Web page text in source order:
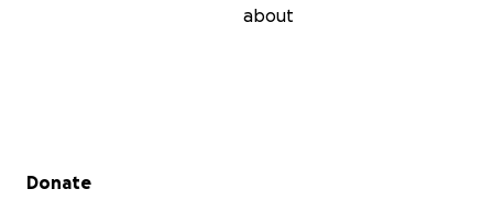
about
Secondary menu
Donate